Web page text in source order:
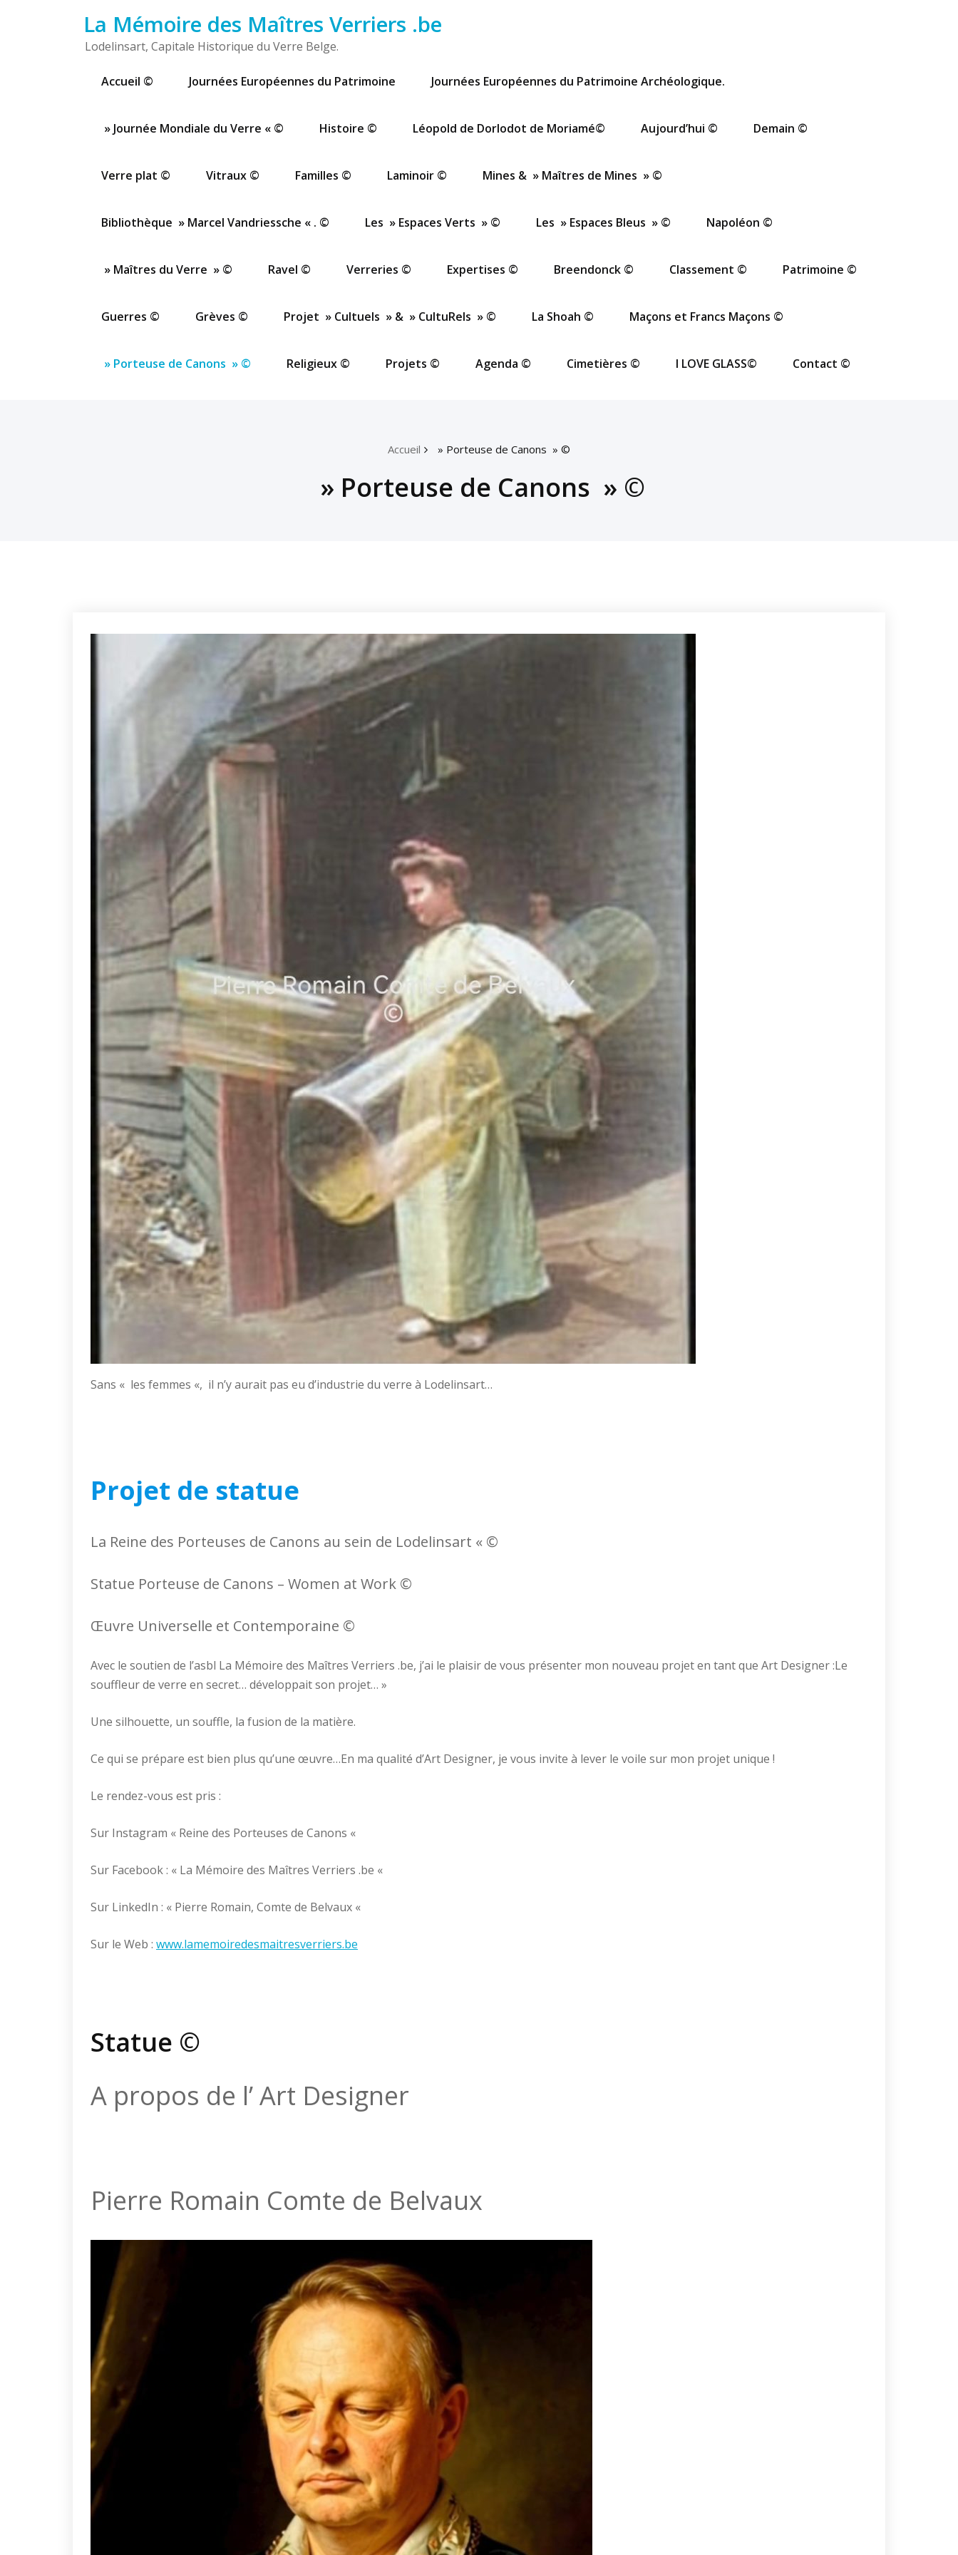
La Mémoire des Maîtres Verriers .be
Lodelinsart, Capitale Historique du Verre Belge.
Accueil © Journées Européennes du Patrimoine Journées Européennes du Patrimoine Archéologique.
» Journée Mondiale du Verre « © Histoire © Léopold de Dorlodot de Moriamé© Aujourd’hui © Demain ©
Verre plat © Vitraux © Familles © Laminoir © Mines & » Maîtres de Mines » ©
Bibliothèque » Marcel Vandriessche « . © Les » Espaces Verts » © Les » Espaces Bleus » © Napoléon ©
» Maîtres du Verre » © Ravel © Verreries © Expertises © Breendonck © Classement © Patrimoine ©
Guerres © Grèves © Projet » Cultuels » & » CultuRels » © La Shoah © Maçons et Francs Maçons ©
» Porteuse de Canons » © Religieux © Projets © Agenda © Cimetières © I LOVE GLASS© Contact ©
Accueil » Porteuse de Canons » ©
» Porteuse de Canons » ©
Sans « les femmes «, il n’y aurait pas eu d’industrie du verre à Lodelinsart…
Projet de statue
La Reine des Porteuses de Canons au sein de Lodelinsart « ©
Statue Porteuse de Canons – Women at Work ©
Œuvre Universelle et Contemporaine ©
Avec le soutien de l’asbl La Mémoire des Maîtres Verriers .be, j’ai le plaisir de vous présenter mon nouveau projet en tant que Art Designer :Le
souffleur de verre en secret… développait son projet… »​
Une silhouette, un souffle, la fusion de la matière.
Ce qui se prépare est bien plus qu’une œuvre…​En ma qualité d’Art Designer, je vous invite à lever le voile sur mon projet unique !​
Le rendez-vous est pris :
Sur Instagram « Reine des Porteuses de Canons «
Sur Facebook : « La Mémoire des Maîtres Verriers .be «
Sur LinkedIn : « Pierre Romain, Comte de Belvaux «
Sur le Web : www.lamemoiredesmaitresverriers.be
Statue ©
A propos de l’ Art Designer
Pierre Romain Comte de Belvaux